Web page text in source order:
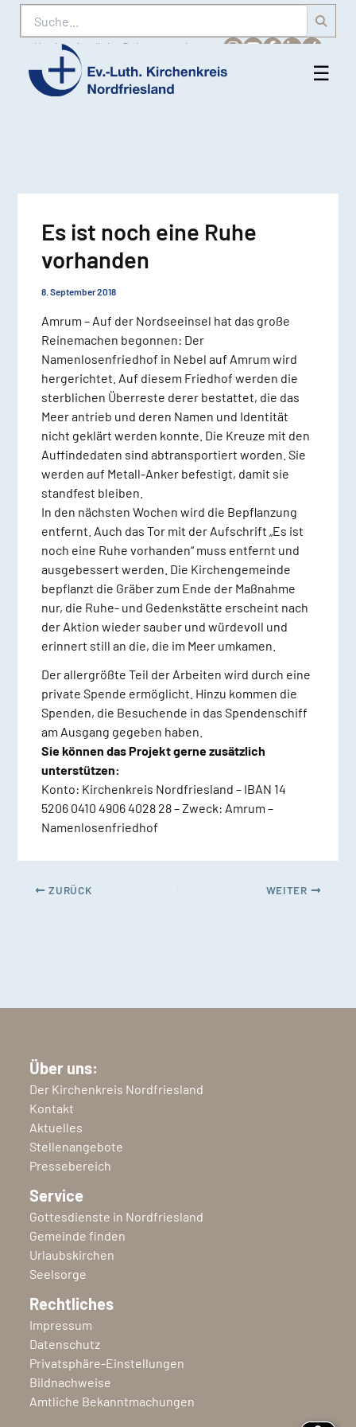
Suche
Karriere Amtliche Bekanntmachungen
Ev.-
☰
Es ist noch eine Ruhe
vorhanden
8. September 2018
Amrum – Auf der Nordseeinsel hat das große
Reinemachen begonnen: Der
Namenlosenfriedhof in Nebel auf Amrum wird
hergerichtet. Auf diesem Friedhof werden die
sterblichen Überreste derer bestattet, die das
Meer antrieb und deren Namen und Identität
nicht geklärt werden konnte. Die Kreuze mit den
Auffindedaten sind abtransportiert worden. Sie
werden auf Metall-Anker befestigt, damit sie
standfest bleiben.
In den nächsten Wochen wird die Bepflanzung
entfernt. Auch das Tor mit der Aufschrift „Es ist
noch eine Ruhe vorhanden“ muss entfernt und
ausgebessert werden. Die Kirchengemeinde
bepflanzt die Gräber zum Ende der Maßnahme
nur, die Ruhe- und Gedenkstätte erscheint nach
der Aktion wieder sauber und würdevoll und
erinnert still an die, die im Meer umkamen.
Der allergrößte Teil der Arbeiten wird durch eine
private Spende ermöglicht. Hinzu kommen die
Spenden, die Besuchende in das Spendenschiff
am Ausgang gegeben haben.
Sie können das Projekt gerne zusätzlich
unterstützen:
Konto: Kirchenkreis Nordfriesland – IBAN 14
5206 0410 4906 4028 28 – Zweck: Amrum –
Namenlosenfriedhof
ZURÜCK WEITER
Über uns:
Der Kirchenkreis Nordfriesland
Kontakt
Aktuelles
Stellenangebote
Pressebereich
Service
Gottesdienste in Nordfriesland
Gemeinde finden
Urlaubskirchen
Seelsorge
Rechtliches
Impressum
Datenschutz
Privatsphäre-Einstellungen
Bildnachweise
Amtliche Bekanntmachungen